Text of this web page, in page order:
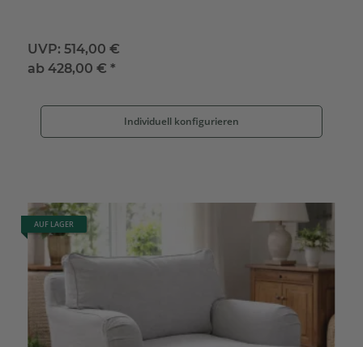
UVP: 514,00 €
ab428,00 € *
Individuell konfigurieren
AUF LAGER